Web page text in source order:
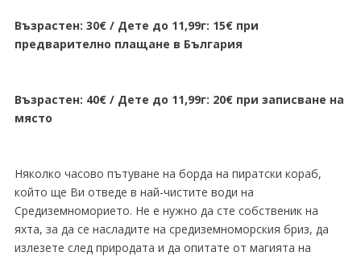
Възрастен: 30€ / Дете до 11,99г: 15€ при
предварително плащане в България
Възрастен: 40€ / Дете до 11,99г: 20€ при записване на
място
Няколко часово пътуване на борда на пиратски кораб,
който ще Ви отведе в най-чистите води на
Средиземноморието. Не е нужно да сте собственик на
яхта, за да се насладите на средиземноморския бриз, да
излезете след природата и да опитате от магията на